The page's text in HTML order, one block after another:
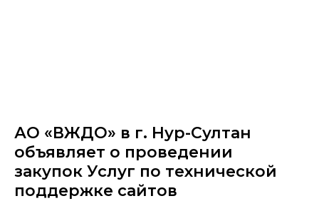
АО «ВЖДО» в г. Нур-Султан
объявляет о проведении
закупок Услуг по технической
поддержке сайтов